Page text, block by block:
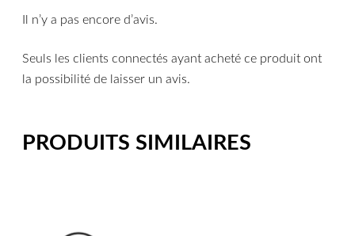
Il n’y a pas encore d’avis.
Seuls les clients connectés ayant acheté ce produit ont
la possibilité de laisser un avis.
PRODUITS SIMILAIRES